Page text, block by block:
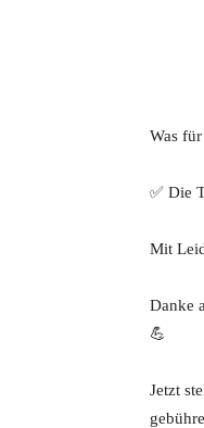
Was
✅ Die
Mit
Danke
💪
Jetzt